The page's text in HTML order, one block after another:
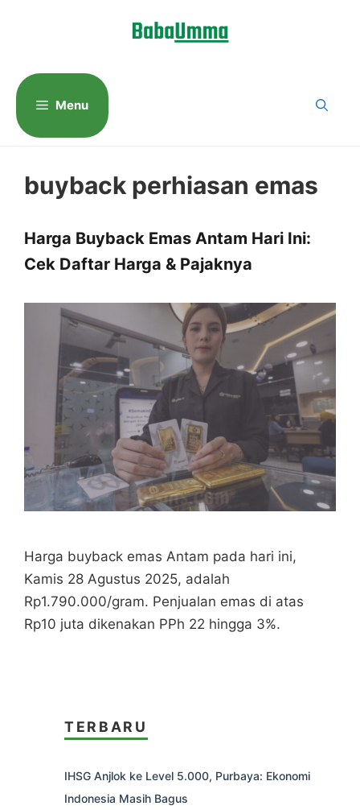
Menu
buyback perhiasan emas
Harga Buyback Emas Antam Hari Ini:
Cek Daftar Harga & Pajaknya
Harga buyback emas Antam pada hari ini,
Kamis 28 Agustus 2025, adalah
Rp1.790.000/gram. Penjualan emas di atas
Rp10 juta dikenakan PPh 22 hingga 3%.
TERBARU
IHSG Anjlok ke Level 5.000, Purbaya: Ekonomi
Indonesia Masih Bagus